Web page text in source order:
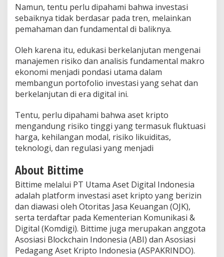
Namun, tentu perlu dipahami bahwa investasi
sebaiknya tidak berdasar pada tren, melainkan
pemahaman dan fundamental di baliknya.
Oleh karena itu, edukasi berkelanjutan mengenai
manajemen risiko dan analisis fundamental makro
ekonomi menjadi pondasi utama dalam
membangun portofolio investasi yang sehat dan
berkelanjutan di era digital ini.
Tentu, perlu dipahami bahwa aset kripto
mengandung risiko tinggi yang termasuk fluktuasi
harga, kehilangan modal, risiko likuiditas,
teknologi, dan regulasi yang menjadi
About Bittime
Bittime melalui PT Utama Aset Digital Indonesia
adalah platform investasi aset kripto yang berizin
dan diawasi oleh Otoritas Jasa Keuangan (OJK),
serta terdaftar pada Kementerian Komunikasi &
Digital (Komdigi). Bittime juga merupakan anggota
Asosiasi Blockchain Indonesia (ABI) dan Asosiasi
Pedagang Aset Kripto Indonesia (ASPAKRINDO).